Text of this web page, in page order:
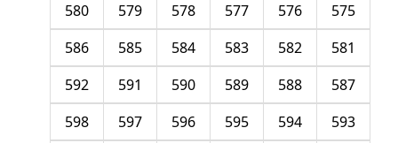
575
576
577
578
579
580
581
582
583
584
585
586
587
588
589
590
591
592
593
594
595
596
597
598